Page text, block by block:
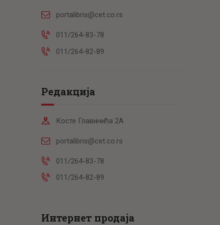
portalibris@cet.co.rs
011/264-83-78
011/264-82-89
Редакција
Косте Главинића 2А
portalibris@cet.co.rs
011/264-83-78
011/264-82-89
Интернет продаја